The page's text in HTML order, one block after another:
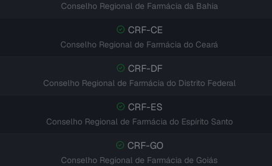
Conselho Regional de Farmácia da Bahia
CRF-CE
Conselho Regional de Farmácia do Ceará
CRF-DF
Conselho Regional de Farmácia do Distrito Federal
CRF-ES
Conselho Regional de Farmácia do Espírito Santo
CRF-GO
Conselho Regional de Farmácia de Goiás